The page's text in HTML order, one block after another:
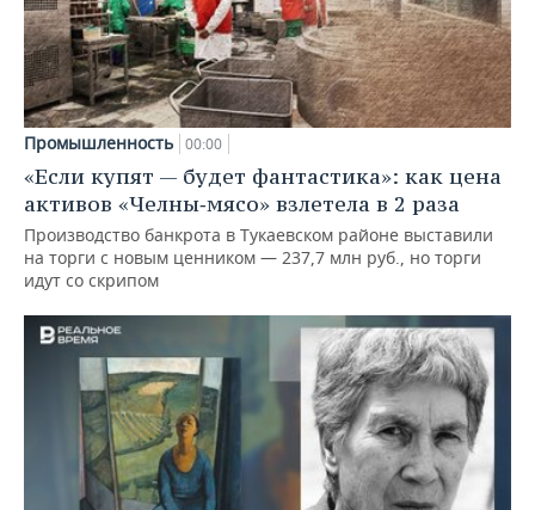
Промышленность 00:00
«Если купят — будет фантастика»: как цена
активов «Челны‑мясо» взлетела в 2 раза
Производство банкрота в Тукаевском районе выставили
на торги с новым ценником — 237,7 млн руб., но торги
идут со скрипом